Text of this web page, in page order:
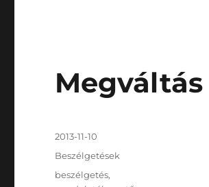
Megváltás
Közzétéve
2013-11-10
Kategória
Beszélgetések
Címke
beszélgetés,